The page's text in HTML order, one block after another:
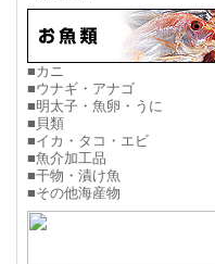
■カニ
■ウナギ・アナゴ
■明太子・魚卵・うに
■貝類
■イカ・タコ・エビ
■魚介加工品
■干物・漬け魚
■その他海産物